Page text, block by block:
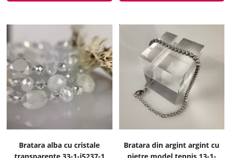
Bratara alba cu cristale
Bratara din argint argint cu